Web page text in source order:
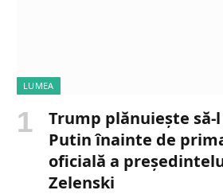
LUMEA
Trump plănuiește să-
Putin înainte de
oficială a
Zelenski